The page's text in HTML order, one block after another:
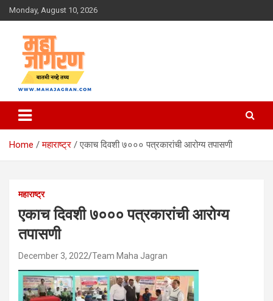
Skip
to
Monday, August 10, 2026
महा जागरण
Home महाराष्ट्र एकाच दिवशी ७००० पत्रकारांची आरोग्य तपासणी
महाराष्ट्र
एकाच दिवशी ७००० पत्रकारांची आरोग्य
तपासणी
December 3, 2022 Team Maha Jagran